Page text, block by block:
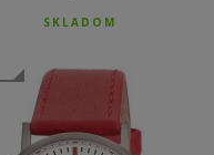
SKLADOM